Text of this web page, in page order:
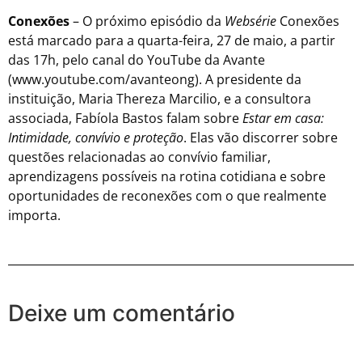
Conexões– O próximo episódio da Websérie Conexões
está marcado para a quarta-feira, 27 de maio, a partir
das 17h, pelo canal do YouTube da Avante
(www.youtube.com/avanteong). A presidente da
instituição, Maria Thereza Marcilio, e a consultora
associada, Fabíola Bastos falam sobreEstar em casa:
Intimidade, convívio e proteção. Elas vão discorrer sobre
questões relacionadas ao convívio familiar,
aprendizagens possíveis na rotina cotidiana e sobre
oportunidades de reconexões com o que realmente
importa.
Deixe um comentário